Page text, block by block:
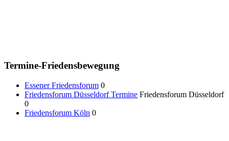
Termine-Friedensbewegung
Essener Friedensforum 0
Friedensforum Düsseldorf Termine Friedensforum Düsseldorf
0
Friedensforum Köln 0